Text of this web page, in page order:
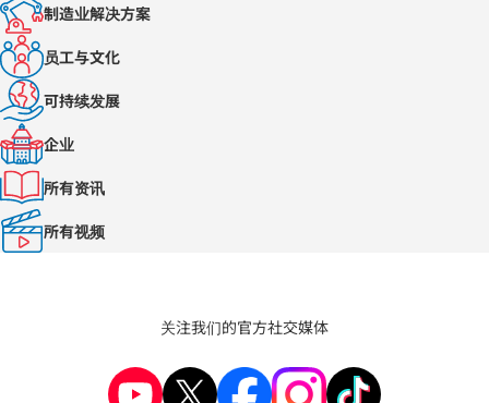
制造业解决方案
员工与文化
可持续发展
企业
所有资讯
所有视频
关注我们的官方社交媒体